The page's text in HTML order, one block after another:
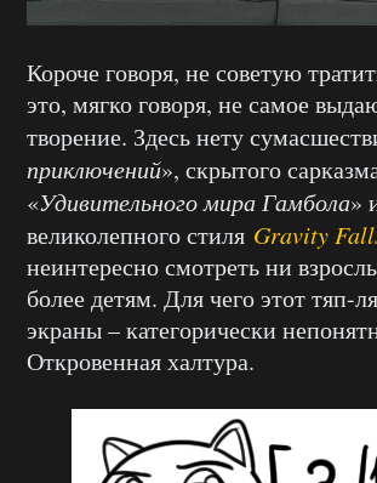
Короче говоря, не советую
это, мягко говоря, не самое
творение. Здесь нету
приключений», скрытого
«Удивительного мира Гамбола»
великолепного стиля Gravity
неинтересно смотреть ни
более детям. Для чего этот тяп-
экраны – категорически
Откровенная халтура.